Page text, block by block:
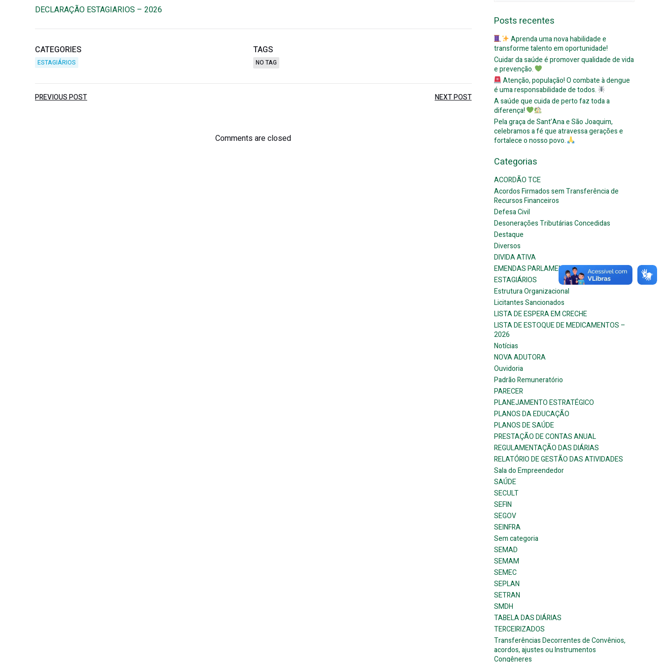
DECLARAÇÃO ESTAGIARIOS – 2026
CATEGORIES
ESTAGIÁRIOS
TAGS
NO TAG
Post
PREVIOUS POST
navigation
NEXT POST
Comments are closed
Posts recentes
Aprenda uma nova habilidade e
transforme talento em oportunidade!
Cuidar da saúde é promover qualidade de vida
e prevenção.
Atenção, população! O combate à dengue
é uma responsabilidade de todos.
A saúde que cuida de perto faz toda a
diferença!
Pela graça de Sant’Ana e São Joaquim,
celebramos a fé que atravessa gerações e
fortalece o nosso povo.
Categorias
ACORDÃO TCE
Acordos Firmados sem Transferência de
Recursos Financeiros
Defesa Civil
Desonerações Tributárias Concedidas
Destaque
Diversos
DIVIDA ATIVA
EMENDAS PARLAMENTARES
ESTAGIÁRIOS
Estrutura Organizacional
Licitantes Sancionados
LISTA DE ESPERA EM CRECHE
LISTA DE ESTOQUE DE MEDICAMENTOS –
2026
Notícias
NOVA ADUTORA
Ouvidoria
Padrão Remuneratório
PARECER
PLANEJAMENTO ESTRATÉGICO
PLANOS DA EDUCAÇÃO
PLANOS DE SAÚDE
PRESTAÇÃO DE CONTAS ANUAL
REGULAMENTAÇÃO DAS DIÁRIAS
RELATÓRIO DE GESTÃO DAS ATIVIDADES
Sala do Empreendedor
SAÚDE
SECULT
SEFIN
SEGOV
SEINFRA
Sem categoria
SEMAD
SEMAM
SEMEC
SEPLAN
SETRAN
SMDH
TABELA DAS DIÁRIAS
TERCEIRIZADOS
Transferências Decorrentes de Convênios,
acordos, ajustes ou Instrumentos
Congêneres